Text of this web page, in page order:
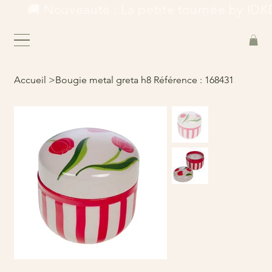
Accueil >Bougie metal greta h8 Référence : 168431